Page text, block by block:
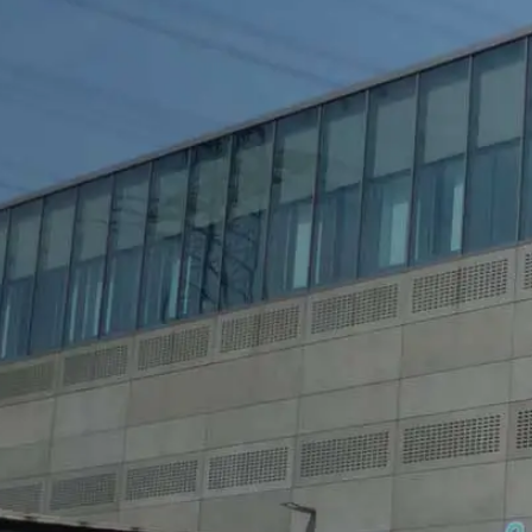
Wij bieden u een contactformulier aan
wij persoonsgegevens (naam,
informatiemateriaal dat u hebt
gegevens volgen wij het rechtmatig
bewaren vanwege handels- en fiscale
opdracht hebben gegeven om de
wij volgens plan gedurende een
Ruimte is niet beoogd.
Google Analytics
Deze website maakt gebruik van
Amphitheatre Parkway Mountain View,
uw computer worden opgeslagen en
over uw gebruik van deze website
De opslag van cookies van Google
de analyse van het gebruikersgedrag
IP Anonymisierung
Op deze website hebben wij de
Unie of in andere verdragsstaten van
Onderwerp*
Bericht
Uw cv uploaden